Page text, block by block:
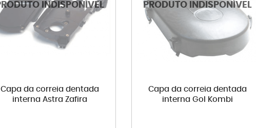
Capa da correia dentada
interna Astra Zafira
Capa da correia dentada
interna Gol Kombi